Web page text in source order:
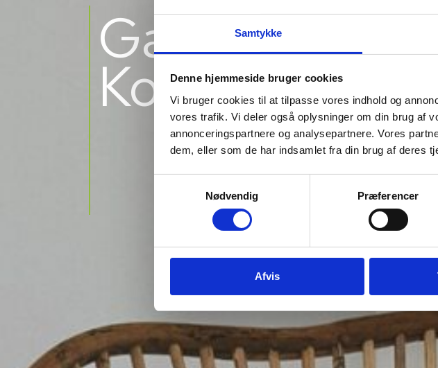
Samtykke
Denne hjemmeside bruger cookies
Vi bruger cookies til at tilpasse vores indhold og
vores trafik. Vi deler også oplysninger om din brug af
annonceringspartnere og analysepartnere. Vores
dem, eller som de har indsamlet fra din brug af deres
Nødvendig
Præferencer
Afvis
Gardin­
Kompagniet
gardiner.
virksomhed har vi hjulpet
gardinløsninger.
Besøg vores showroom eller
med personlig rådgivning.